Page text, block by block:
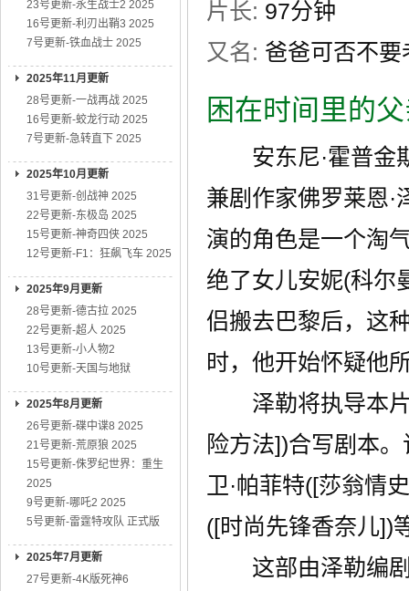
23号更新-永生战士2 2025
16号更新-利刃出鞘3 2025
7号更新-铁血战士 2025
2025年11月更新
28号更新-一战再战 2025
16号更新-蛟龙行动 2025
7号更新-急转直下 2025
2025年10月更新
31号更新-创战神 2025
22号更新-东极岛 2025
15号更新-神奇四侠 2025
12号更新-F1：狂飙飞车 2025
2025年9月更新
28号更新-德古拉 2025
22号更新-超人 2025
13号更新-小人物2
10号更新-天国与地狱
2025年8月更新
26号更新-碟中谍8 2025
21号更新-荒原狼 2025
15号更新-侏罗纪世界：重生
2025
9号更新-哪吒2 2025
5号更新-雷霆特攻队 正式版
2025年7月更新
27号更新-4K版死神6
片长: 97分钟
又名: 爸爸可否不
困在时间里的
安东尼·霍普金斯
兼剧作家佛罗莱恩
演的角色是一个淘
绝了女儿安妮(科尔
侣搬去巴黎后，这
时，他开始怀疑他
泽勒将执导本片
险方法])合写剧本
卫·帕菲特([莎翁情
([时尚先锋香奈儿])
这部由泽勒编剧